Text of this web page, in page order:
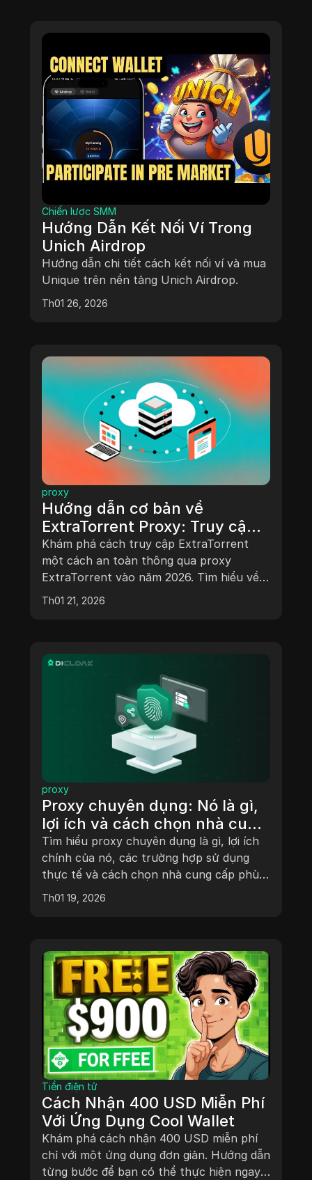
Chiến lược SMM
Hướng Dẫn Kết Nối Ví Trong
Unich Airdrop
Hướng dẫn chi tiết cách kết nối ví và mua
Unique trên nền tảng Unich Airdrop.
Th01 26, 2026
proxy
Hướng dẫn cơ bản về
ExtraTorrent Proxy: Truy cập
an toàn và các lựa chọn thay
thế vào năm 2026
Khám phá cách truy cập ExtraTorrent
một cách an toàn thông qua proxy
ExtraTorrent vào năm 2026. Tìm hiểu về
rủi ro pháp lý, độ tin cậy của proxy và các
phương pháp tải torrent an toàn.
Th01 21, 2026
proxy
Proxy chuyên dụng: Nó là gì,
lợi ích và cách chọn nhà cung
cấp phù hợp
Tìm hiểu proxy chuyên dụng là gì, lợi ích
chính của nó, các trường hợp sử dụng
thực tế và cách chọn nhà cung cấp phù
hợp. Hướng dẫn rõ ràng để sử dụng proxy
chuyên dụng một cách an toàn và hiệu
Th01 19, 2026
Tiền điện tử
Cách Nhận 400 USD Miễn Phí
Với Ứng Dụng Cool Wallet
Khám phá cách nhận 400 USD miễn phí
chỉ với một ứng dụng đơn giản. Hướng dẫn
từng bước để bạn có thể thực hiện ngay